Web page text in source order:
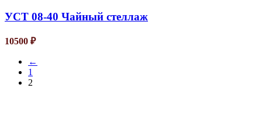
УСТ 08-40 Чайный стеллаж
10500 ₽
←
1
2